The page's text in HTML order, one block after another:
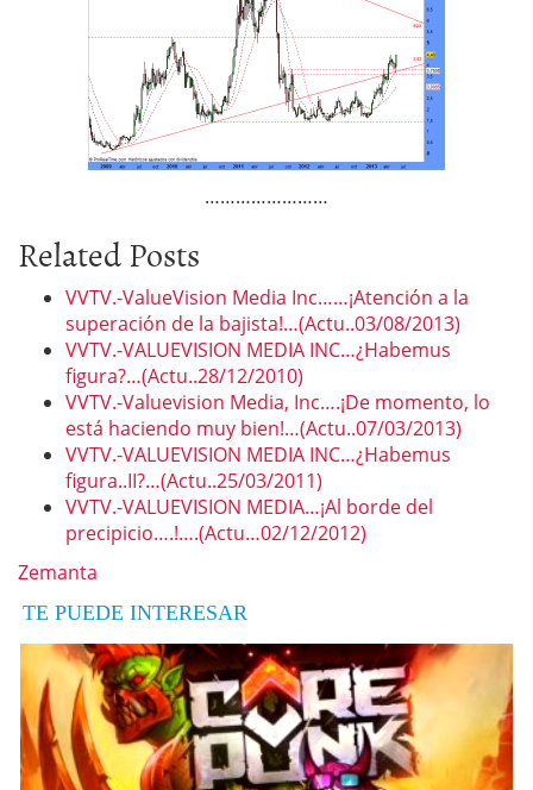
……………………
Related Posts
VVTV.-ValueVision Media Inc……¡Atención a la
superación de la bajista!…(Actu..03/08/2013)
VVTV.-VALUEVISION MEDIA INC…¿Habemus
figura?…(Actu..28/12/2010)
VVTV.-Valuevision Media, Inc….¡De momento, lo
está haciendo muy bien!…(Actu..07/03/2013)
VVTV.-VALUEVISION MEDIA INC…¿Habemus
figura..II?…(Actu..25/03/2011)
VVTV.-VALUEVISION MEDIA…¡Al borde del
precipicio….!….(Actu…02/12/2012)
Zemanta
TE PUEDE INTERESAR